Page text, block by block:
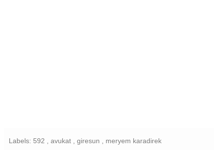
Labels: 592 , avukat , giresun , meryem karadirek